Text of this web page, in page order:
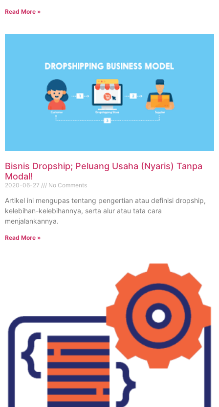
Read More »
Bisnis Dropship; Peluang Usaha (Nyaris) Tanpa
Modal!
2020-06-27 No Comments
Artikel ini mengupas tentang pengertian atau definisi dropship,
kelebihan-kelebihannya, serta alur atau tata cara
menjalankannya.
Read More »